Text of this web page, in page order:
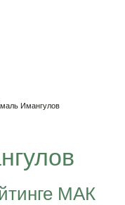
Имангулов
МАК